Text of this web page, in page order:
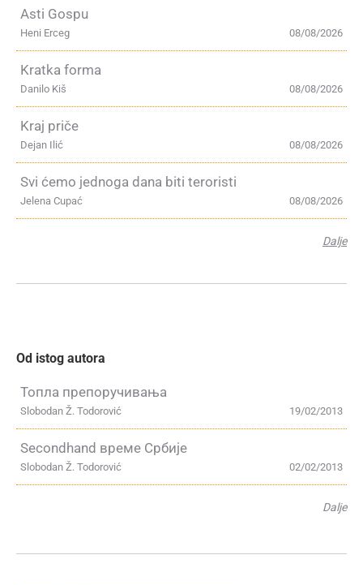
Asti Gospu
08/08/2026
Heni Erceg
Kratka forma
08/08/2026
Danilo Kiš
Kraj priče
08/08/2026
Dejan Ilić
Svi ćemo jednoga dana biti teroristi
08/08/2026
Jelena Cupać
Dalje
Od istog autora
Топла препоручивања
19/02/2013
Slobodan Ž. Todorović
Secondhand време Србије
02/02/2013
Slobodan Ž. Todorović
Dalje